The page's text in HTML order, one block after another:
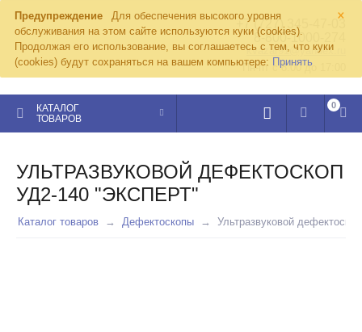
×
Предупреждение
Для обеспечения высокого уровня
обслуживания на этом сайте используются куки (cookies).
Продолжая его использование, вы соглашаетесь с тем, что куки
(cookies) будут сохраняться на вашем компьютере: Принять
+7 (727) 345-47-03
8-800-1000-274
kvazar91@yandex.ru
Пн-пт с 8:00 до 17:00
КАТАЛОГ
ТОВАРОВ
0
УЛЬТРАЗВУКОВОЙ ДЕФЕКТОСКОП
УД2-140 "ЭКСПЕРТ"
Каталог товаров Дефектоскопы Ультразвуковой